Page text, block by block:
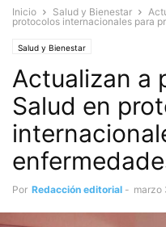
Inicio Salud y Bienestar
protocolos internacionales para
Salud y Bienestar
Actualizan a
Salud en
Por Redacción editorial - marzo